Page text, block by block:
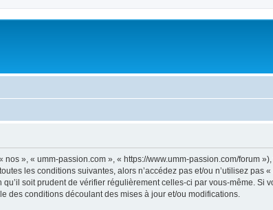
», « umm-passion.com », « https://www.umm-passion.com/forum
les conditions suivantes, alors n’accédez pas et/ou n’utilisez pas
soit prudent de vérifier régulièrement celles-ci par vous-même. Si
des conditions découlant des mises à jour et/ou modifications.